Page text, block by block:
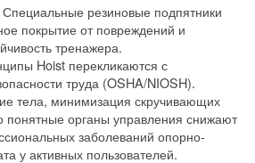
Специальные резиновые подпятники
покрытие от повреждений и
тренажера.
Hoist перекликаются с
труда (OSHA/NIOSH).
тела, минимизация скручивающих
понятные органы управления снижают
заболеваний опорно-
у активных пользователей.